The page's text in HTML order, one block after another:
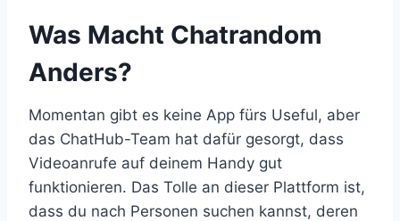
Was Macht Chatrandom
Anders?
Momentan gibt es keine App fürs Useful, aber
das ChatHub-Team hat dafür gesorgt, dass
Videoanrufe auf deinem Handy gut
funktionieren. Das Tolle an dieser Plattform ist,
dass du nach Personen suchen kannst, deren